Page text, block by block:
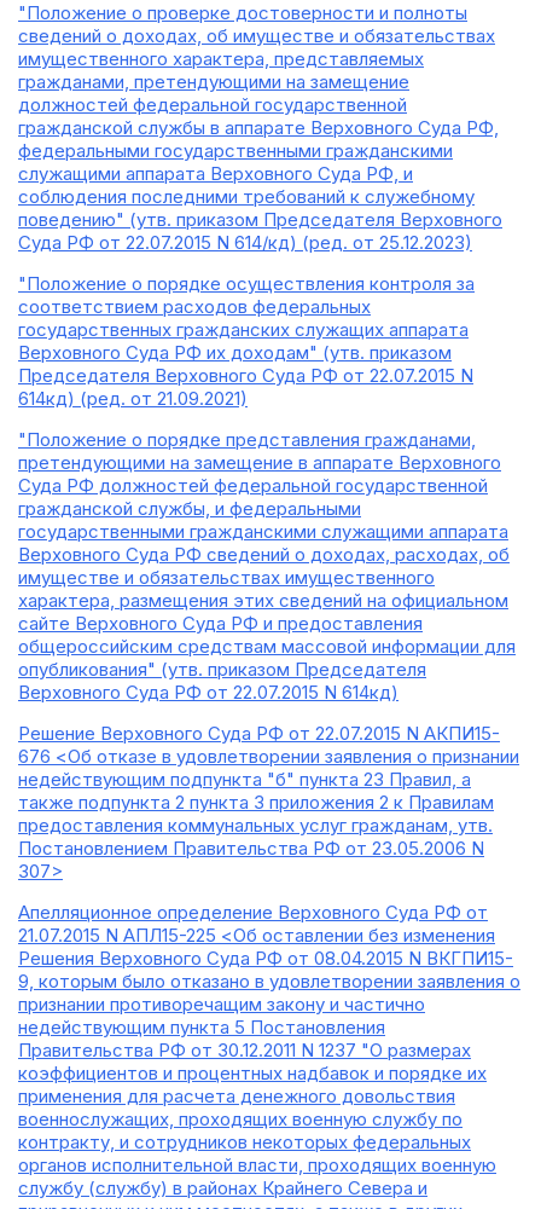
"Положение о проверке достоверности и полноты
сведений о доходах, об имуществе и обязательствах
имущественного характера, представляемых
гражданами, претендующими на замещение
должностей федеральной государственной
гражданской службы в аппарате Верховного Суда РФ,
федеральными государственными гражданскими
служащими аппарата Верховного Суда РФ, и
соблюдения последними требований к служебному
поведению" (утв. приказом Председателя Верховного
Суда РФ от 22.07.2015 N 614/кд) (ред. от 25.12.2023)
"Положение о порядке осуществления контроля за
соответствием расходов федеральных
государственных гражданских служащих аппарата
Верховного Суда РФ их доходам" (утв. приказом
Председателя Верховного Суда РФ от 22.07.2015 N
614кд) (ред. от 21.09.2021)
"Положение о порядке представления гражданами,
претендующими на замещение в аппарате Верховного
Суда РФ должностей федеральной государственной
гражданской службы, и федеральными
государственными гражданскими служащими аппарата
Верховного Суда РФ сведений о доходах, расходах, об
имуществе и обязательствах имущественного
характера, размещения этих сведений на официальном
сайте Верховного Суда РФ и предоставления
общероссийским средствам массовой информации для
опубликования" (утв. приказом Председателя
Верховного Суда РФ от 22.07.2015 N 614кд)
Решение Верховного Суда РФ от 22.07.2015 N АКПИ15-
676 <Об отказе в удовлетворении заявления о признании
недействующим подпункта "б" пункта 23 Правил, а
также подпункта 2 пункта 3 приложения 2 к Правилам
предоставления коммунальных услуг гражданам, утв.
Постановлением Правительства РФ от 23.05.2006 N
307>
Апелляционное определение Верховного Суда РФ от
21.07.2015 N АПЛ15-225 <Об оставлении без изменения
Решения Верховного Суда РФ от 08.04.2015 N ВКГПИ15-
9, которым было отказано в удовлетворении заявления о
признании противоречащим закону и частично
недействующим пункта 5 Постановления
Правительства РФ от 30.12.2011 N 1237 "О размерах
коэффициентов и процентных надбавок и порядке их
применения для расчета денежного довольствия
военнослужащих, проходящих военную службу по
контракту, и сотрудников некоторых федеральных
органов исполнительной власти, проходящих военную
службу (службу) в районах Крайнего Севера и